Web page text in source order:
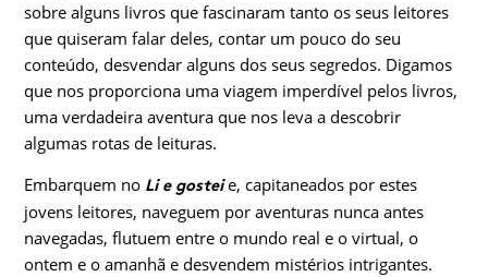
sobre alguns livros que fascinaram tanto os seus leitores
que quiseram falar deles, contar um pouco do seu
conteúdo, desvendar alguns dos seus segredos. Digamos
que nos proporciona uma viagem imperdível pelos livros,
uma verdadeira aventura que nos leva a descobrir
algumas rotas de leituras.
Embarquem no Li e gosteie, capitaneados por estes
jovens leitores, naveguem por aventuras nunca antes
navegadas, flutuem entre o mundo real e o virtual, o
ontem e o amanhã e desvendem mistérios intrigantes.